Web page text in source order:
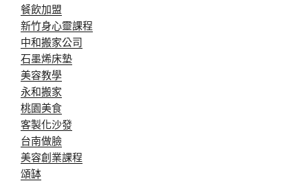
餐飲加盟
新竹身心靈課程
中和搬家公司
石墨烯床墊
美容教學
永和搬家
桃園美食
客製化沙發
台南做臉
美容創業課程
頌缽